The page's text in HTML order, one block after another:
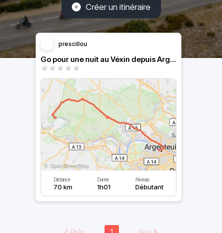
Créer un itinéraire
prescillou
Go pour une nuit au Véxin depuis Argenteuil
Distance
70 km
Durée
1h01
Niveau
Débutant